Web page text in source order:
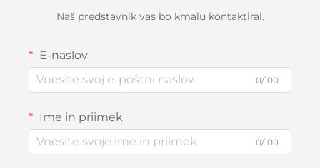
Naš predstavnik vas bo kmalu kontaktiral.
E-naslov
0/100
Ime in priimek
0/100